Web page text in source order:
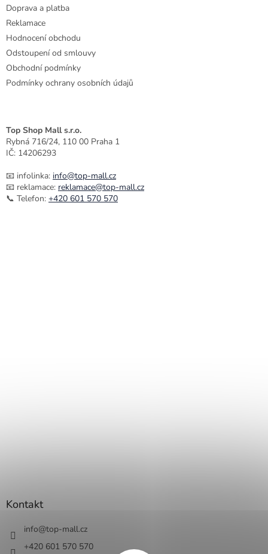
Doprava a platba
Reklamace
Hodnocení obchodu
Odstoupení od smlouvy
Obchodní podmínky
Podmínky ochrany osobních údajů
Top Shop Mall s.r.o.
Rybná 716/24, 110 00 Praha 1
IČ: 14206293
📧 infolinka: info@top-mall.cz
📧 reklamace: reklamace@top-mall.cz
📞 Telefon: +420 601 570 570
Kontakt
info@top-mall.cz
+420 601 570 570